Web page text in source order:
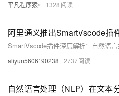
平凡程序猿~ 1328
aliyun5606190238 2737